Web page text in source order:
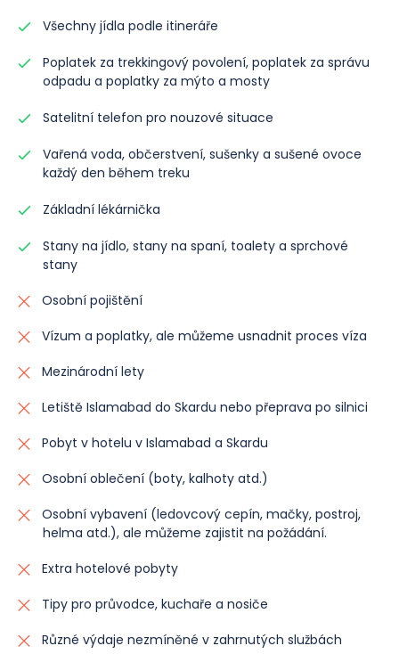
Všechny jídla podle itineráře
Poplatek za trekkingový povolení, poplatek za správu
odpadu a poplatky za mýto a mosty
Satelitní telefon pro nouzové situace
Vařená voda, občerstvení, sušenky a sušené ovoce
každý den během treku
Základní lékárnička
Stany na jídlo, stany na spaní, toalety a sprchové
stany
Osobní pojištění
Vízum a poplatky, ale můžeme usnadnit proces víza
Mezinárodní lety
Letiště Islamabad do Skardu nebo přeprava po silnici
Pobyt v hotelu v Islamabad a Skardu
Osobní oblečení (boty, kalhoty atd.)
Osobní vybavení (ledovcový cepín, mačky, postroj,
helma atd.), ale můžeme zajistit na požádání.
Extra hotelové pobyty
Tipy pro průvodce, kuchaře a nosiče
Různé výdaje nezmíněné v zahrnutých službách